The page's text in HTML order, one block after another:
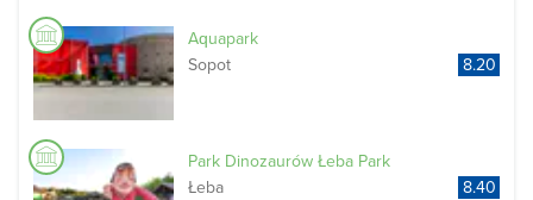
Aquapark
Sopot
8.20
Park Dinozaurów Łeba Park
Łeba
8.40